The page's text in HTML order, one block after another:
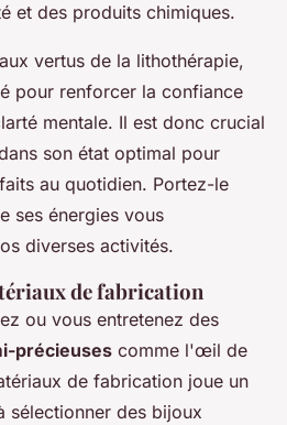
et des produits chimiques.
vertus de la lithothérapie,
pour renforcer la confiance
mentale. Il est donc crucial
son état optimal pour
au quotidien. Portez-le
ses énergies vous
diverses activités.
de fabrication
ou vous entretenez des
précieuses comme l'œil de
de fabrication joue un
sélectionner des bijoux